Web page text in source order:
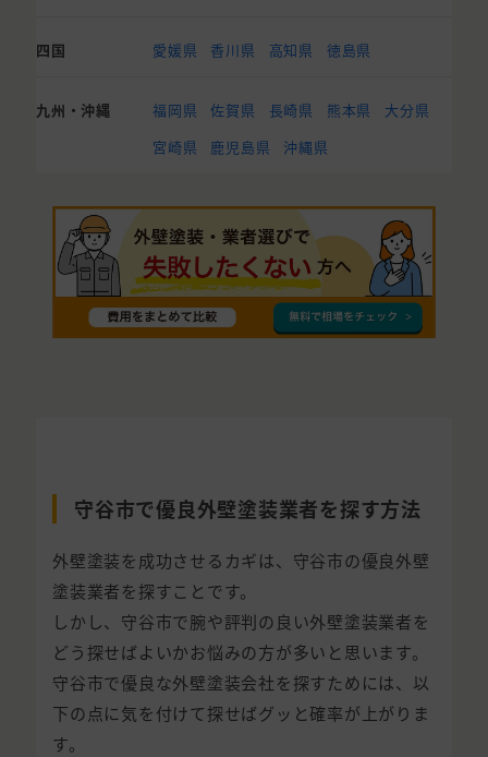
四国 愛媛県 香川県 高知県 徳島県
九州・沖縄 福岡県 佐賀県 長崎県 熊本県
大分県
宮崎県
鹿児島県 沖縄県
守谷市で優良外壁塗装業者を探す方法
外壁塗装を成功させるカギは、守谷市の優良外壁
塗装業者を探すことです。
しかし、守谷市で腕や評判の良い外壁塗装業者を
どう探せばよいかお悩みの方が多いと思います。
守谷市で優良な外壁塗装会社を探すためには、以
下の点に気を付けて探せばグッと確率が上がりま
す。